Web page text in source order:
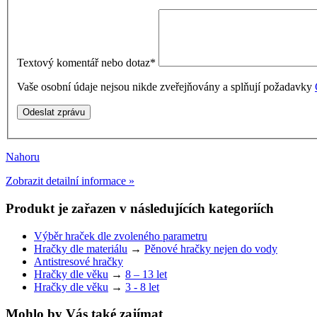
Textový komentář nebo dotaz*
Vaše osobní údaje nejsou nikde zveřejňovány a splňují požadavky
Nahoru
Zobrazit detailní informace »
Produkt je zařazen v následujících kategoriích
Výběr hraček dle zvoleného parametru
Hračky dle materiálu → Pěnové hračky nejen do vody
Antistresové hračky
Hračky dle věku → 8 – 13 let
Hračky dle věku → 3 - 8 let
Mohlo by Vás také zajímat